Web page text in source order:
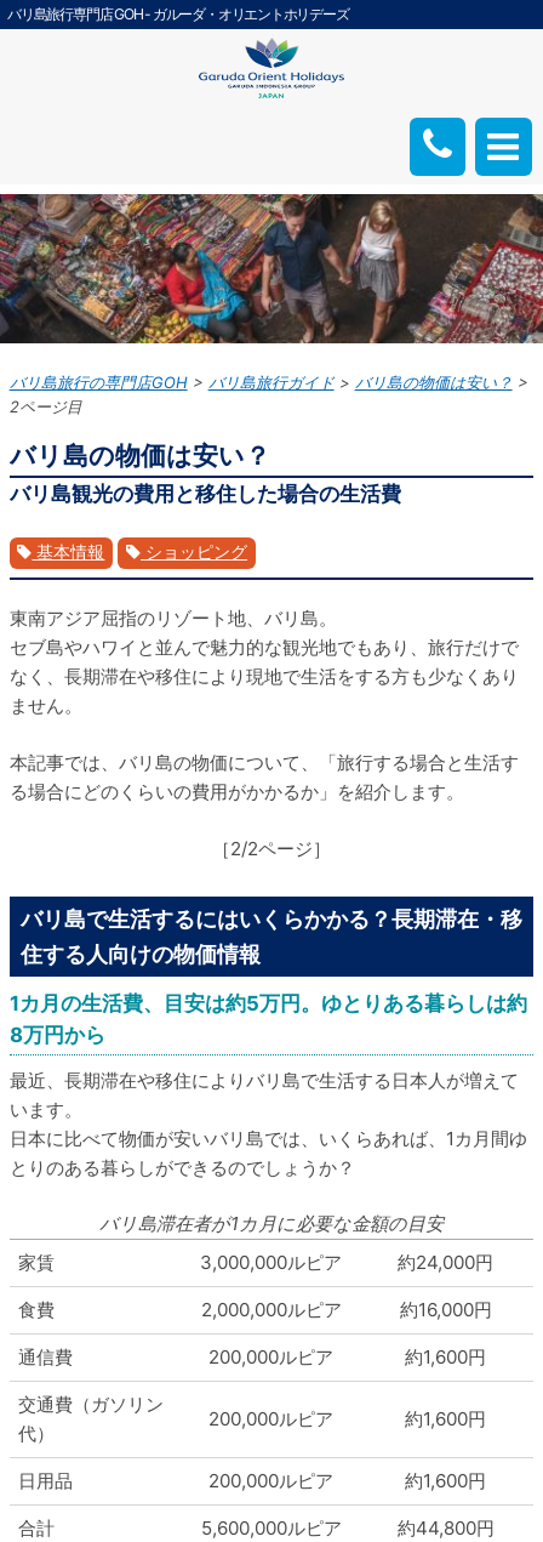
バリ島旅行専門店 GOH - ガルーダ・オリエントホリデーズ
バリ島旅行の専門店GOH バリ島旅行ガイド
バリ島の物価は安い？
2ページ目
バリ島の物価は安い？
バリ島観光の費用と移住した場合の生活費
基本情報 ショッピング
東南アジア屈指のリゾート地、バリ島。
セブ島やハワイと並んで魅力的な観光地でもあり、旅行だけで
なく、長期滞在や移住により現地で生活をする方も少なくあり
ません。
本記事では、バリ島の物価について、「旅行する場合と生活す
る場合にどのくらいの費用がかかるか」を紹介します。
［2/2ページ］
バリ島で生活するにはいくらかかる？長期滞在・移
住する人向けの物価情報
1カ月の生活費、目安は約5万円。ゆとりある暮らしは約
8万円から
最近、長期滞在や移住によりバリ島で生活する日本人が増えて
います。
日本に比べて物価が安いバリ島では、いくらあれば、1カ月間ゆ
とりのある暮らしができるのでしょうか？
バリ島滞在者が1カ月に必要な金額の目安
家賃
3,000,000ルピア 約24,000円
食費 2,000,000ルピア 約16,000円
通信費 200,000ルピア 約1,600円
交通費（ガソリン
代）
200,000ルピア 約1,600円
日用品 200,000ルピア 約1,600円
合計 5,600,000ルピア 約44,800円